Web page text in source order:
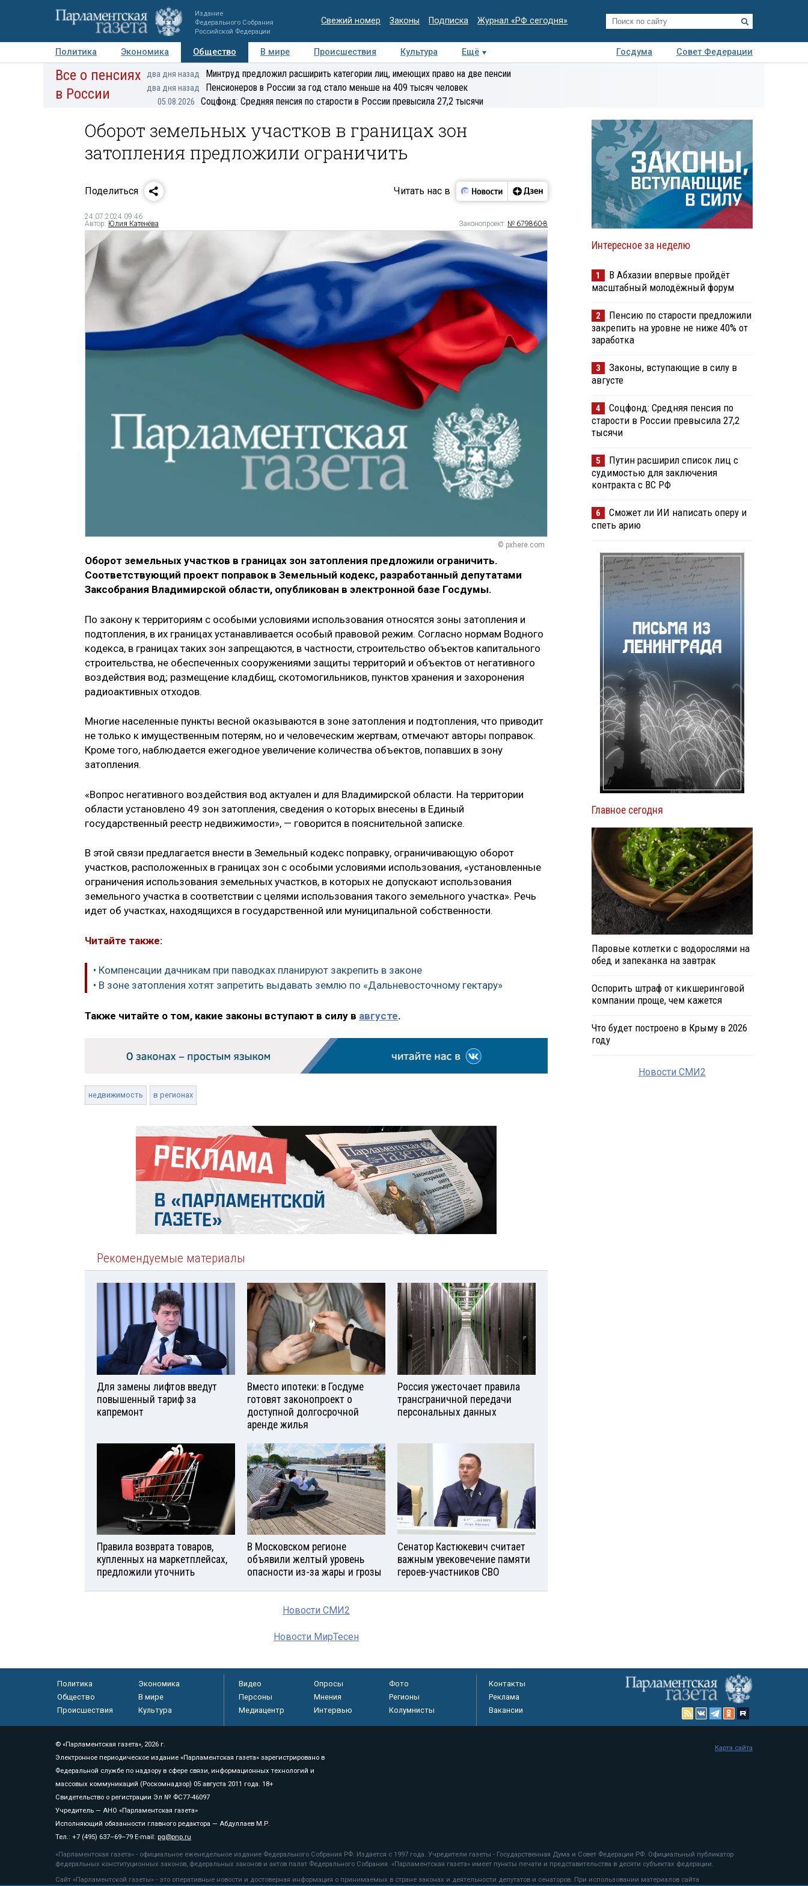
Издание
Федерального Собрания
Российской Федерации
Свежий номер Законы Подписка Журнал «РФ сегодня»
Политика Экономика Общество В мире Происшествия Культура Ещё Госдума
Совет Федерации
Авторы Персоны Мнения Регионы Медиацентр Интервью Колумнисты
Деловая
Все о пенсиях
в России
два дня назад Минтруд предложил расширить категории лиц, имеющих право на две пенсии
два дня назад Пенсионеров в России за год стало меньше на 409 тысяч человек
05.08.2026 Соцфонд: Средняя пенсия по старости в России превысила 27,2 тысячи
Оборот земельных участков в границах зон
затопления предложили ограничить
Поделиться Читать нас в
24.07.2024 09:46
Автор: Юлия Катенёва Законопроект: № 679860-8
© pxhere.com
Оборот земельных участков в границах зон затопления предложили ограничить.
Соответствующий проект поправок в Земельный кодекс, разработанный депутатами
Заксобрания Владимирской области, опубликован в электронной базе Госдумы.
По закону к территориям с особыми условиями использования относятся зоны затопления и
подтопления, в их границах устанавливается особый правовой режим. Согласно нормам Водного
кодекса, в границах таких зон запрещаются, в частности, строительство объектов капитального
строительства, не обеспеченных сооружениями защиты территорий и объектов от негативного
воздействия вод; размещение кладбищ, скотомогильников, пунктов хранения и захоронения
радиоактивных отходов.
Многие населенные пункты весной оказываются в зоне затопления и подтопления, что приводит
не только к имущественным потерям, но и человеческим жертвам, отмечают авторы поправок.
Кроме того, наблюдается ежегодное увеличение количества объектов, попавших в зону
затопления.
«Вопрос негативного воздействия вод актуален и для Владимирской области. На территории
области установлено 49 зон затопления, сведения о которых внесены в Единый
государственный реестр недвижимости», — говорится в пояснительной записке.
В этой связи предлагается внести в Земельный кодекс поправку, ограничивающую оборот
участков, расположенных в границах зон с особыми условиями использования, «установленные
ограничения использования земельных участков, в которых не допускают использования
земельного участка в соответствии с целями использования такого земельного участка». Речь
идет об участках, находящихся в государственной или муниципальной собственности.
Читайте также:
• Компенсации дачникам при паводках планируют закрепить в законе
• В зоне затопления хотят запретить выдавать землю по «Дальневосточному гектару»
Также читайте о том, какие законы вступают в силу в августе.
недвижимость в регионах
Рекомендуемые материалы
Для замены лифтов введут
повышенный тариф за
капремонт
Вместо ипотеки: в Госдуме
готовят законопроект о
доступной долгосрочной
аренде жилья
Россия ужесточает правила
трансграничной передачи
персональных данных
Правила возврата товаров,
купленных на маркетплейсах,
предложили уточнить
В Московском регионе
объявили желтый уровень
опасности из-за жары и грозы
Сенатор Кастюкевич считает
важным увековечение памяти
героев-участников СВО
Новости СМИ2
Новости МирТесен
Интересное за неделю
1
В Абхазии впервые пройдёт
масштабный молодёжный форум
2
Пенсию по старости предложили
закрепить на уровне не ниже 40% от
заработка
3
Законы, вступающие в силу в
августе
4
Соцфонд: Средняя пенсия по
старости в России превысила 27,2
тысячи
5
Путин расширил список лиц с
судимостью для заключения
контракта с ВС РФ
6
Сможет ли ИИ написать оперу и
спеть арию
Главное сегодня
Паровые котлетки с водорослями на
обед и запеканка на завтрак
Оспорить штраф от кикшеринговой
компании проще, чем кажется
Что будет построено в Крыму в 2026
году
Новости СМИ2
Политика
Экономика
Общество
В мире
Происшествия
Культура
Видео Опросы
Фото
Персоны
Мнения
Регионы
Медиацентр
Интервью Колумнисты
Контакты
Реклама
Вакансии
© «Парламентская газета», 2026 г.
Электронное периодическое издание «Парламентская газета» зарегистрировано в
Федеральной службе по надзору в сфере связи, информационных технологий и
массовых коммуникаций (Роскомнадзор) 05 августа 2011 года. 18+
Свидетельство о регистрации Эл № ФС77-46097
Учредитель — АНО «Парламентская газета»
Исполняющий обязанности главного редактора — Абдуллаев М.Р.
Тел.: +7 (495) 637–69–79 E-mail: pg@pnp.ru
«Парламентская газета» - официальное еженедельное издание Федерального Собрания РФ. Издается с 1997 года. Учредители газеты - Государственная Дума и Совет Федерации РФ. Официальный публикатор
федеральных конституционных законов, федеральных законов и актов палат Федерального Собрания. «Парламентская газета» имеет пункты печати и представительства в десяти субъектах федерации.
Сайт «Парламентской газеты» - это оперативные новости и достоверная информация о принимаемых в стране законах и деятельности депутатов и сенаторов. При использовании материалов сайта
Карта сайта